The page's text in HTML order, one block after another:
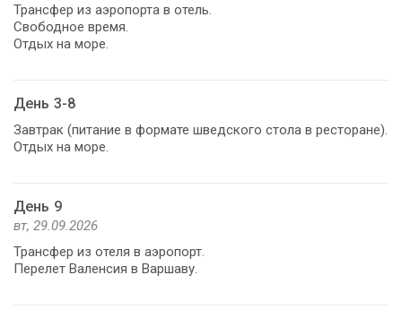
Трансфер из аэропорта в отель.
Свободное время.
Отдых на море.
День 3-8
Завтрак (питание в формате шведского стола в ресторане).
Отдых на море.
День 9
вт, 29.09.2026
Трансфер из отеля в аэропорт.
Перелет Валенсия в Варшаву.